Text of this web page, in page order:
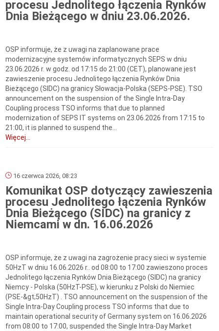
procesu Jednolitego łączenia Rynków
Dnia Bieżącego w dniu 23.06.2026.
OSP informuje, że z uwagi na zaplanowane prace
modernizacyjne systemów informatycznych SEPS w dniu
23.06.2026 r. w godz. od 17:15 do 21:00 (CET), planowane jest
zawieszenie procesu Jednolitego łączenia Rynków Dnia
Bieżącego (SIDC) na granicy Słowacja-Polska (SEPS-PSE). TSO
announcement on the suspension of the Single Intra-Day
Coupling process TSO informs that due to planned
modernization of SEPS IT systems on 23.06.2026 from 17:15 to
21:00, it is planned to suspend the...
Więcej...
16 czerwca 2026, 08:23
Komunikat OSP dotyczący zawieszenia
procesu Jednolitego łączenia Rynków
Dnia Bieżącego (SIDC) na granicy z
Niemcami w dn. 16.06.2026
OSP informuje, że z uwagi na zagrożenie pracy sieci w systemie
50HzT w dniu 16.06.2026 r.. od 08:00 to 17:00 zawieszono proces
Jednolitego łączenia Rynków Dnia Bieżącego (SIDC) na granicy
Niemcy - Polska (50HzT-PSE), w kierunku z Polski do Niemiec
(PSE-&gt;50HzT) . TSO announcement on the suspension of the
Single Intra-Day Coupling process TSO informs that due to
maintain operational security of Germany system on 16.06.2026
from 08:00 to 17:00, suspended the Single Intra-Day Market